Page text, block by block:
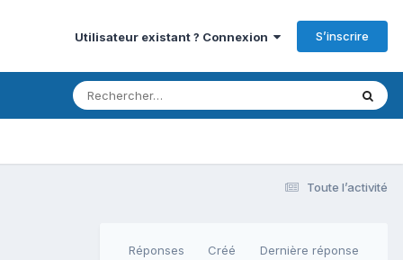
Utilisateur existant ? Connexion S’inscrire
Toute l’activité
Réponses Créé Dernière réponse